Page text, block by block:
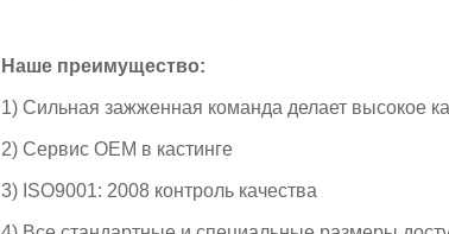
Наше преимущество:
1) Сильная зажженная команда делает высокое
2) Сервис OEM в кастинге
3) ISO9001: 2008 контроль качества